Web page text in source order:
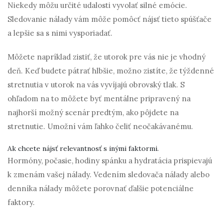
Niekedy môžu určité udalosti vyvolať silné emócie.
Sledovanie nálady vám môže pomôcť nájsť tieto spúšťače
a lepšie sa s nimi vysporiadať.
Môžete napríklad zistiť, že utorok pre vás nie je vhodný
deň. Keď budete pátrať hlbšie, možno zistíte, že týždenné
stretnutia v utorok na vás vyvíjajú obrovský tlak. S
ohľadom na to môžete byť mentálne pripravený na
najhorší možný scenár predtým, ako pôjdete na
stretnutie. Umožní vám ľahko čeliť neočakávanému.
Ak chcete nájsť relevantnosť s inými faktormi.
Hormóny, počasie, hodiny spánku a hydratácia prispievajú
k zmenám vašej nálady. Vedením sledovača nálady alebo
denníka nálady môžete porovnať ďalšie potenciálne
faktory.